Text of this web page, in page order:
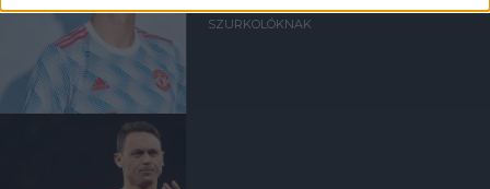
MATIC BÚCSÚÜZENETE A
SZURKOLÓKNAK